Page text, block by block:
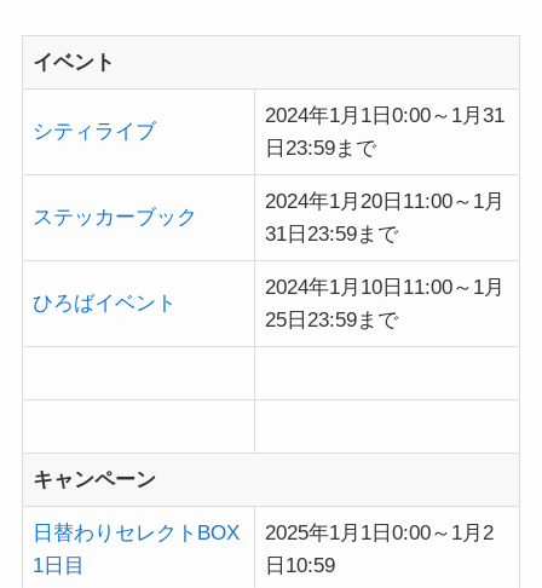
イベント
シティライブ
2024年1月1日0:00～1月31
日23:59まで
ステッカーブック
2024年1月20日11:00～1月
31日23:59まで
ひろばイベント
2024年1月10日11:00～1月
25日23:59まで
キャンペーン
日替わりセレクトBOX
1日目
2025年1月1日0:00～1月2
日10:59